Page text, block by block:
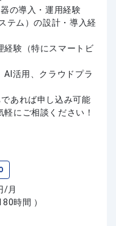
の導入・運用経験
テム）の設計・導入経
経験（特にスマートビ
AI活用、クラウドプラ
あれば申し込み可能
にご相談ください！
/月
時間 ）